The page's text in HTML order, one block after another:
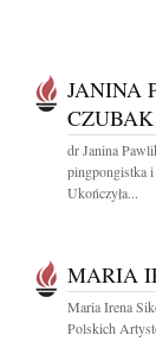
JANINA
CZUBAK
dr Janina
pingpongistka i
Ukończyła...
MARIA
Maria Irena
Polskich